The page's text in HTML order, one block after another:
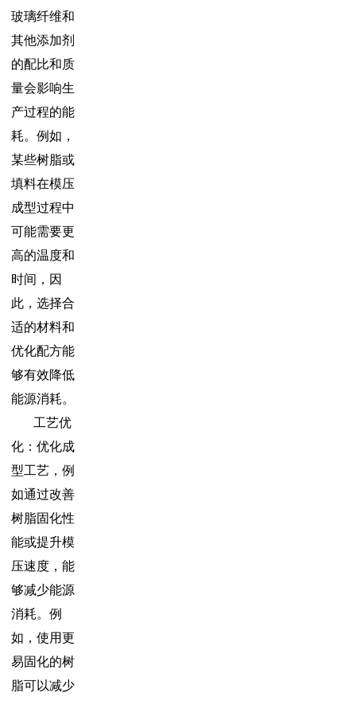
玻璃纤维和
其他添加剂
的配比和质
量会影响生
产过程的能
耗。例如，
某些树脂或
填料在模压
成型过程中
可能需要更
高的温度和
时间，因
此，选择合
适的材料和
优化配方能
够有效降低
能源消耗。
工艺优
化：优化成
型工艺，例
如通过改善
树脂固化性
能或提升模
压速度，能
够减少能源
消耗。例
如，使用更
易固化的树
脂可以减少